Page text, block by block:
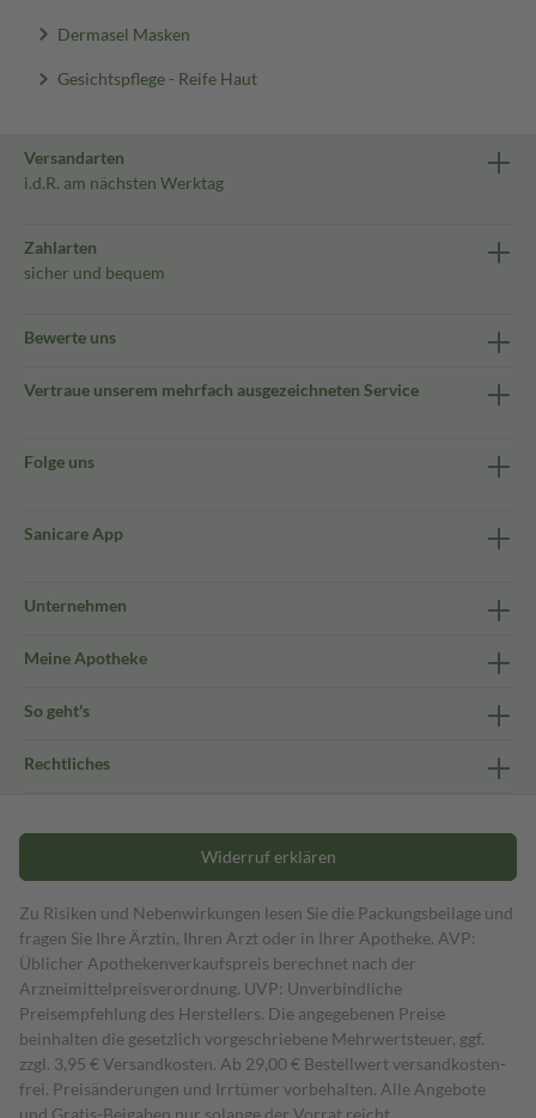
Dermasel Masken
Gesichtspflege - Reife Haut
Versandarten
i.d.R. am nächsten Werktag
Zahlarten
sicher und bequem
Bewerte uns
Vertraue unserem mehrfach ausgezeichneten Service
Folge uns
Sanicare App
Unternehmen
Meine Apotheke
So geht's
Rechtliches
Widerruf erklären
Zu Risiken und Nebenwirkungen lesen Sie die Packungsbeilage und
fragen Sie Ihre Ärztin, Ihren Arzt oder in Ihrer Apotheke. AVP:
Üblicher Apothekenverkaufspreis berechnet nach der
Arzneimittelpreisverordnung. UVP: Unverbindliche
Preisempfehlung des Herstellers. Die angegebenen Preise
beinhalten die gesetzlich vorgeschriebene Mehrwertsteuer, ggf.
zzgl. 3,95 € Versandkosten. Ab 29,00 € Bestell­wert versand­kosten­
frei. Preisänderungen und Irrtümer vorbehalten. Alle Angebote
und Gratis-Beigaben nur solange der Vorrat reicht.